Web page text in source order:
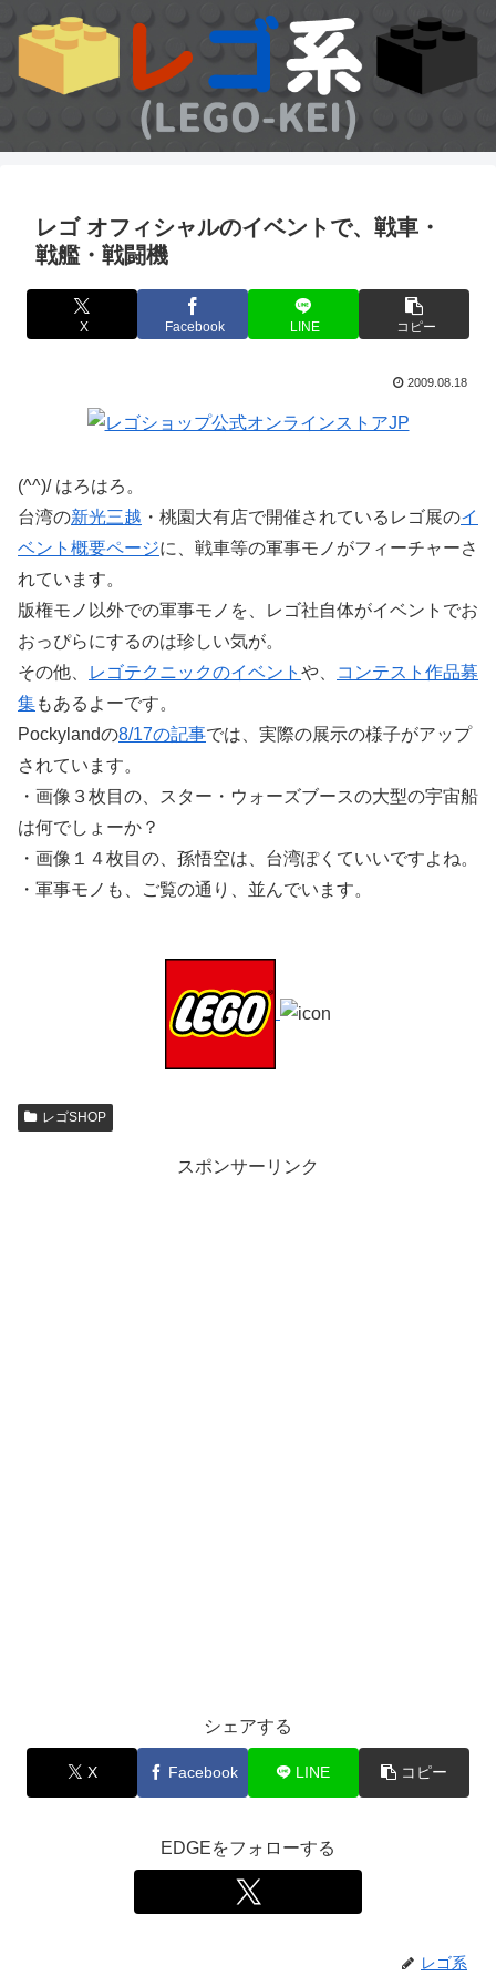
レゴ オフィシャルのイベントで、戦車・
戦艦・戦闘機
X Facebook LINE コピー
2009.08.18
(^^)/ はろはろ。
台湾の新光三越 ・桃園大有店で開催されているレゴ展のイ
ベント概要ページに、戦車等の軍事モノがフィーチャーさ
れています。
版権モノ以外での軍事モノを、レゴ社自体がイベントでお
おっぴらにするのは珍しい気が。
その他、
レゴテクニックのイベント や、
コンテスト作品募
集もあるよーです。
Pockylandの8/17の記事では、実際の展示の様子がアップ
されています。
・画像３枚目の、スター・ウォーズブースの大型の宇宙船
は何でしょーか？
・画像１４枚目の、孫悟空は、台湾ぽくていいですよね。
・軍事モノも、ご覧の通り、並んでいます。
レゴSHOP
スポンサーリンク
シェアする
X Facebook LINE コピー
EDGEをフォローする
レゴ系